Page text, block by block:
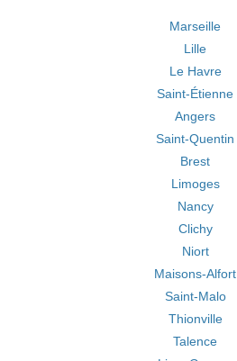
Marseille
Lille
Le Havre
Saint-Étienne
Angers
Saint-Quentin
Brest
Limoges
Nancy
Clichy
Niort
Maisons-Alfort
Saint-Malo
Thionville
Talence